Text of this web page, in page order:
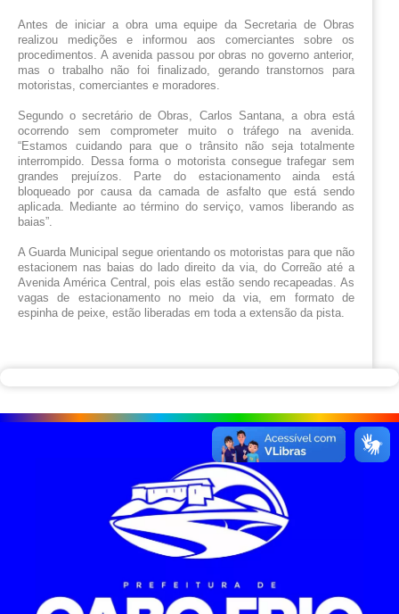
Antes de iniciar a obra uma equipe da Secretaria de Obras
realizou medições e informou aos comerciantes sobre os
procedimentos. A avenida passou por obras no governo anterior,
mas o trabalho não foi finalizado, gerando transtornos para
motoristas, comerciantes e moradores.
Segundo o secretário de Obras, Carlos Santana, a obra está
ocorrendo sem comprometer muito o tráfego na avenida.
“Estamos cuidando para que o trânsito não seja totalmente
interrompido. Dessa forma o motorista consegue trafegar sem
grandes prejuízos. Parte do estacionamento ainda está
bloqueado por causa da camada de asfalto que está sendo
aplicada. Mediante ao término do serviço, vamos liberando as
baias”.
A Guarda Municipal segue orientando os motoristas para que não
estacionem nas baias do lado direito da via, do Correão até a
Avenida América Central, pois elas estão sendo recapeadas. As
vagas de estacionamento no meio da via, em formato de
espinha de peixe, estão liberadas em toda a extensão da pista.